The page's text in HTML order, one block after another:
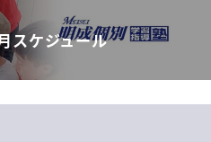
スケジュール